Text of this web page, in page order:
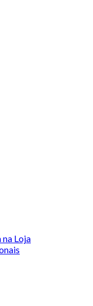
Loja